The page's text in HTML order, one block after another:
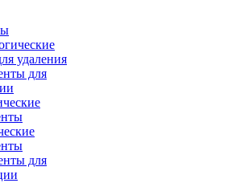
удаления
для
для